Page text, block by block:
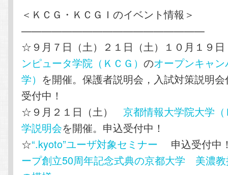
＜ＫＣＧ・ＫＣＧＩのイベント情報＞
——————————————————
☆９月７日（土）２１日（土）１０月１９
ンピュータ学院（ＫＣＧ）のオープンキャ
学） を開催。保護者説明会，入試対策説明
受付中！
☆９月２１日（土） 京都情報大学院大学
学説明会を開催。申込受付中！
☆“.kyoto”ユーザ対象セミナー
申込受付
ープ創立50周年記念式典の京都大学 美濃